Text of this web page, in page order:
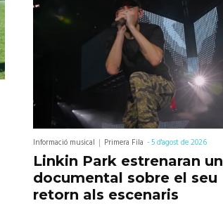
Informació musical Primera Fila -5 d'agost de 2026
Linkin Park estrenaran un
documental sobre el seu
retorn als escenaris